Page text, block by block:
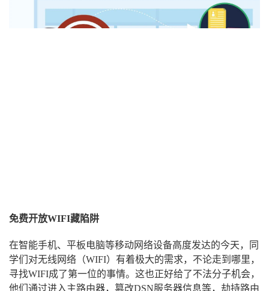
免费开放WIFI藏陷阱
在智能手机、平板电脑等移动网络设备高度发达的今天，同
学们对无线网络（WIFI）有着极大的需求，不论走到哪里，
寻找WIFI成了第一位的事情。这也正好给了不法分子机会，
他们通过进入主路由器，篡改DSN服务器信息等，劫持路由